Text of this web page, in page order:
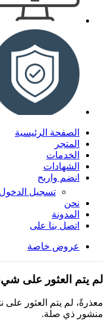
الصفحة الرئيسية
المتجر
الخدمات
الشهادات
انضم واربح
تسجيل الدخول
نحن
المدونة
اتصل بنا على
عروض خاصة
لم يتم العثور على
معذرةً، لم يتم العثور على
منشور ذي صلة.